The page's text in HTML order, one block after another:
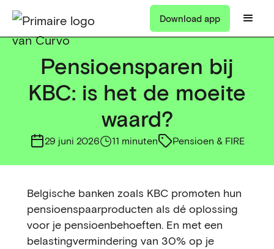
Download app
Pensioensparen bij
KBC: is het de moeite
waard?
29 juni 2026 11 minuten Pensioen & FIRE
Belgische banken zoals KBC promoten hun
pensioenspaarproducten als dé oplossing
voor je pensioenbehoeften. En met een
belastingvermindering van 30% op je